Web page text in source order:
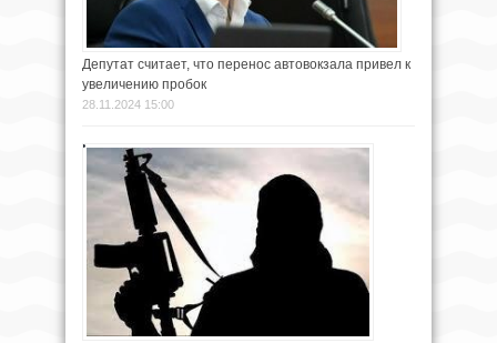
Депутат считает, что перенос автовокзала привел к
увеличению пробок
28.11.2024 15:00